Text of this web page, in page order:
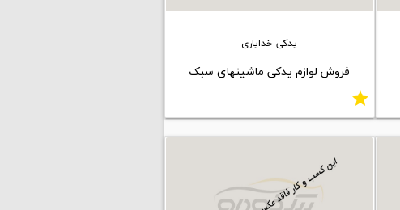
یدکی خدایاری
فروش لوازم یدکی ماشینهای سبک
star